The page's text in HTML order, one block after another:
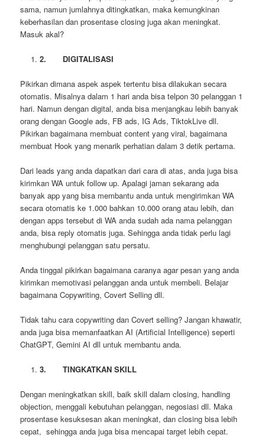
sama, namun jumlahnya ditingkatkan, maka kemungkinan
keberhasilan dan prosentase closing juga akan meningkat.
Masuk akal?
2. DIGITALISASI
Pikirkan dimana aspek aspek tertentu bisa dilakukan secara
otomatis. Misalnya dalam 1 hari anda bisa telpon 30 pelanggan 1
hari. Namun dengan digital, anda bisa menjangkau lebih banyak
orang dengan Google ads, FB ads, IG Ads, TiktokLive dll.
Pikirkan bagaimana membuat content yang viral, bagaimana
membuat Hook yang menarik perhatian dalam 3 detik pertama.
Dari leads yang anda dapatkan dari cara di atas, anda juga bisa
kirimkan WA untuk follow up. Apalagi jaman sekarang ada
banyak app yang bisa membantu anda untuk mengirimkan WA
secara otomatis ke 1.000 bahkan 10.000 orang atau lebih, dan
dengan apps tersebut di WA anda sudah ada nama pelanggan
anda, bisa reply otomatis juga. Sehingga anda tidak perlu lagi
menghubungi pelanggan satu persatu.
Anda tinggal pikirkan bagaimana caranya agar pesan yang anda
kirimkan memotivasi pelanggan anda untuk membeli. Belajar
bagaimana Copywriting, Covert Selling dll.
Tidak tahu cara copywriting dan Covert selling? Jangan khawatir,
anda juga bisa memanfaatkan AI (Artificial Intelligence) seperti
ChatGPT, Gemini AI dll untuk membantu anda.
3. TINGKATKAN SKILL
Dengan meningkatkan skill, baik skill dalam closing, handling
objection, menggali kebutuhan pelanggan, negosiasi dll. Maka
prosentase kesuksesan akan meningkat, dan closing bisa lebih
cepat, sehingga anda juga bisa mencapai target lebih cepat.